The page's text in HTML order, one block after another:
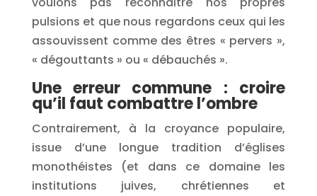
pulsions et que nous regardons ceux qui les
assouvissent comme des êtres « pervers »,
« dégouttants » ou « débauchés ».
Une erreur commune : croire
qu’il faut combattre l’ombre
Contrairement, à la croyance populaire,
issue d’une longue tradition d’églises
monothéistes (et dans ce domaine les
institutions juives, chrétiennes et